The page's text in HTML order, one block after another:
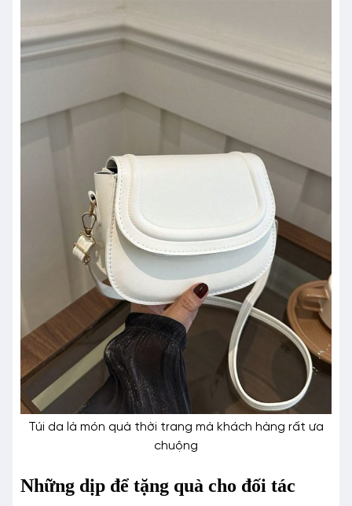
Túi da là món quà thời trang mà khách hàng rất ưa
chuộng
Những dịp để tặng quà cho đối tác